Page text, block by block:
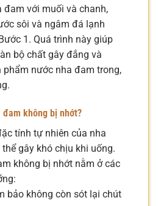
đam với muối và chanh,
sôi và ngâm đá lạnh
1. Quá trình này giúp
bộ chất gây đắng và
phẩm nước nha đam trong,
không bị nhớt?
tính tự nhiên của nha
gây khó chịu khi uống.
không bị nhớt nằm ở các
bảo không còn sót lại chút